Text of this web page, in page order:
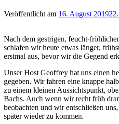
Veröffentlicht am 16. August 2019
Nach dem gestrigen, feucht-
schlafen wir heute etwas länger,
erstmal aus, bevor wir die Gegend
Unser Host Geoffrey hat uns einen
gegeben. Wir fahren eine knappe
zu einem kleinen Aussichtspunkt,
Bachs. Auch wenn wir recht früh
beobachten und wir entschließen
später wieder zu kommen.